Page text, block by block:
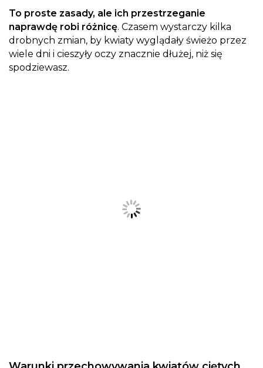
To proste zasady, ale ich przestrzeganie
naprawdę robi różnicę. Czasem wystarczy kilka
drobnych zmian, by kwiaty wyglądały świeżo przez
wiele dni i cieszyły oczy znacznie dłużej, niż się
spodziewasz.